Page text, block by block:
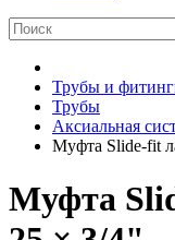
Трубы и
Трубы
Аксиальная
Муфта Slide-fit
Муфта